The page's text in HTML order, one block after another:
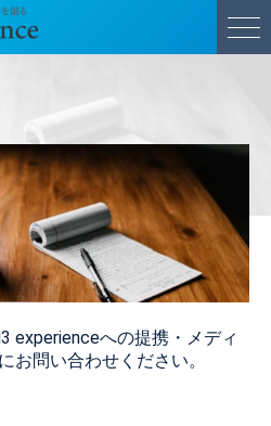
experienceへの提携・メディ
お問い合わせください。